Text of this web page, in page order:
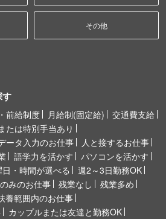
その他
す
前給制度 月給制(固定給)
交通費支給
たは特別手当あり
ータ入力のお仕事
人と接するお仕事
語学力を活かす
パソコンを活かす
日・時間が選べる
週2～3日勤務OK
みのお仕事 残業なし
残業多め
養範囲内のお仕事
カップルまたは友達と勤務OK